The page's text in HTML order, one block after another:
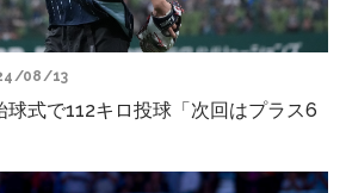
08/13
球式で112キロ投球「次回はプラス6